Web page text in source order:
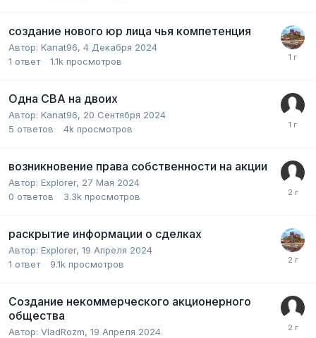
создание нового юр лица чья компетенция
Автор: Kanat96, 4 Декабря 2024
1 ответ 1.1k просмотров
Одна СВА на двоих
Автор: Kanat96, 20 Сентября 2024
5 ответов 4k просмотров
возникновение права собственности на акции
Автор: Explorer, 27 Мая 2024
0 ответов 3.3k просмотров
раскрытие информации о сделках
Автор: Explorer, 19 Апреля 2024
1 ответ 9.1k просмотров
Создание некоммерческого акционерного
общества
Автор: VladRozm, 19 Апреля 2024